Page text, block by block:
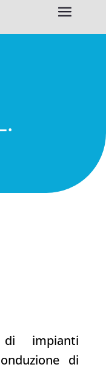
di impianti
di